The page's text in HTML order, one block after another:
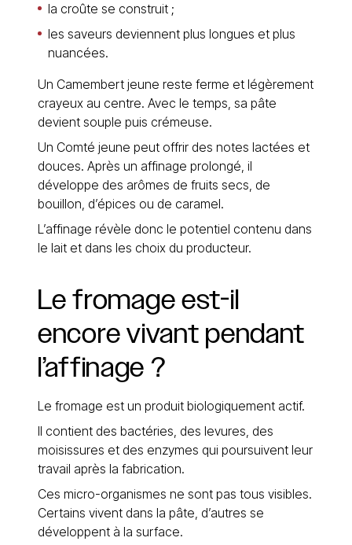
la croûte se construit ;
les saveurs deviennent plus longues et plus
nuancées.
Un Camembert jeune reste ferme et légèrement
crayeux au centre. Avec le temps, sa pâte
devient souple puis crémeuse.
Un Comté jeune peut offrir des notes lactées et
douces. Après un affinage prolongé, il
développe des arômes de fruits secs, de
bouillon, d’épices ou de caramel.
L’affinage révèle donc le potentiel contenu dans
le lait et dans les choix du producteur.
Lefromageest-il
encorevivant pendant
l’affinage ?
Le fromage est un produit biologiquement actif.
Il contient des bactéries, des levures, des
moisissures et des enzymes qui poursuivent leur
travail après la fabrication.
Ces micro-organismes ne sont pas tous visibles.
Certains vivent dans la pâte, d’autres se
développent à la surface.